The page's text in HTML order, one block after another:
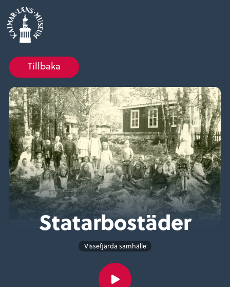
Tillbaka
Statarbostäder
Vissefjärda samhälle